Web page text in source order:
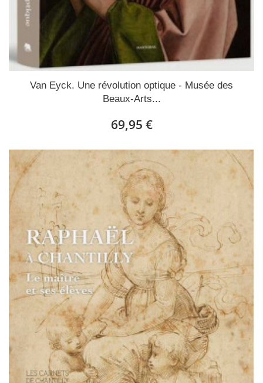
Van Eyck. Une révolution optique - Musée des
Beaux-Arts...
69,95 €